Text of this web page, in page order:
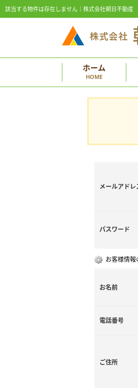
該当する物件は存在しません｜株式会社朝日不動産
ホーム
HOME
メールアドレ
パスワード
お客様情報
お名前
電話番号
ご住所